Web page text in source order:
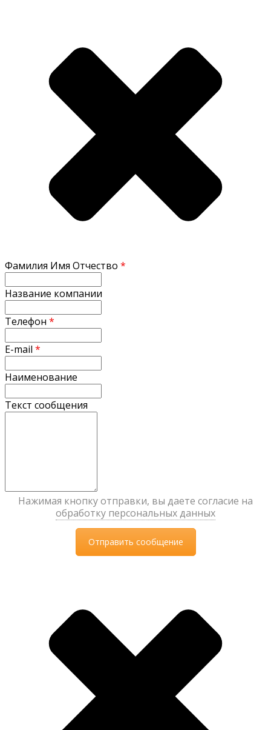
Фамилия Имя Отчество *
Название компании
Телефон *
E-mail *
Наименование
Текст сообщения
Нажимая кнопку отправки, вы даете согласие на
обработку персональных данных